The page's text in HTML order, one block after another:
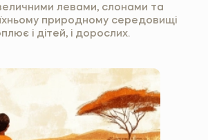
величними левами, слонами та
природному середовищі
і дітей, і дорослих.